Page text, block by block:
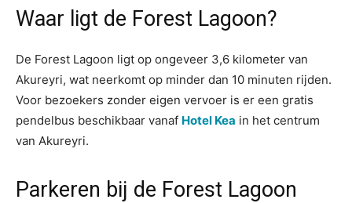
Waar ligt de Forest Lagoon?
De Forest Lagoon ligt op ongeveer 3,6 kilometer van
Akureyri, wat neerkomt op minder dan 10 minuten rijden.
Voor bezoekers zonder eigen vervoer is er een gratis
pendelbus beschikbaar vanaf Hotel Kea in het centrum
van Akureyri.
Parkeren bij de Forest Lagoon